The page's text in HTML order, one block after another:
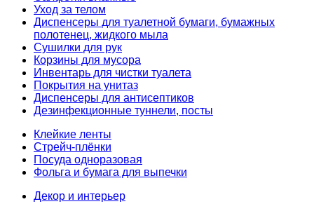
Уход за телом
Диспенсеры для туалетной бумаги, бумажных
полотенец, жидкого мыла
Сушилки для рук
Корзины для мусора
Инвентарь для чистки туалета
Покрытия на унитаз
Диспенсеры для антисептиков
Дезинфекционные туннели, посты
Клейкие ленты
Стрейч-плёнки
Посуда одноразовая
Фольга и бумага для выпечки
Декор и интерьер